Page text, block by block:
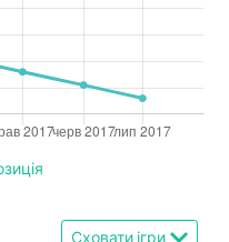
Сховати ігри